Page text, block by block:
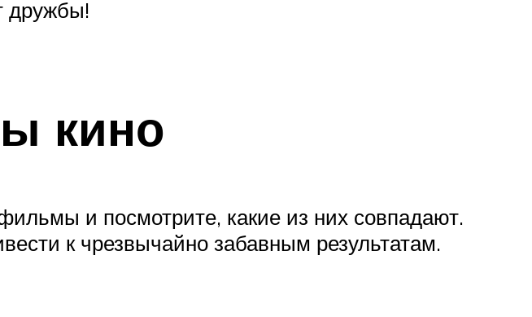
дружбы!
кино
и посмотрите, какие из них совпадают.
к чрезвычайно забавным результатам.